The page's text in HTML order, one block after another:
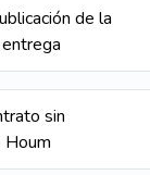
de la
sin
Houm